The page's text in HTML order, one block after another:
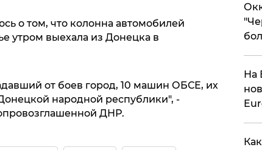
о том, что колонна автомобилей
утром выехала из Донецка в
от боев город, 10 машин ОБСЕ, их
народной республики", -
ДНР.
На